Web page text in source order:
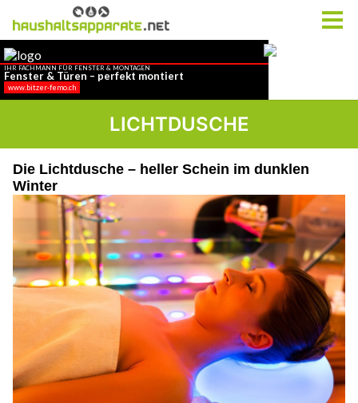
LICHTDUSCHE
Die Lichtdusche – heller Schein im dunklen
Winter